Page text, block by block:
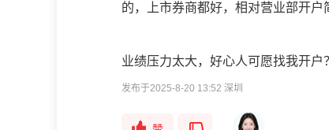
的，上市券商都好，相对营业部开户
业绩压力太大，好心人可愿找我开户
发布于2025-8-20 13:52 深圳